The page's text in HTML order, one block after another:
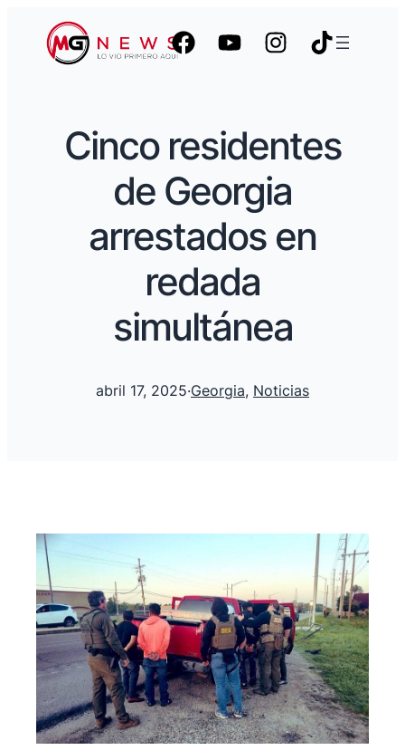
Cinco residentes
de Georgia
arrestados en
redada
simultánea
abril 17, 2025·Georgia, Noticias